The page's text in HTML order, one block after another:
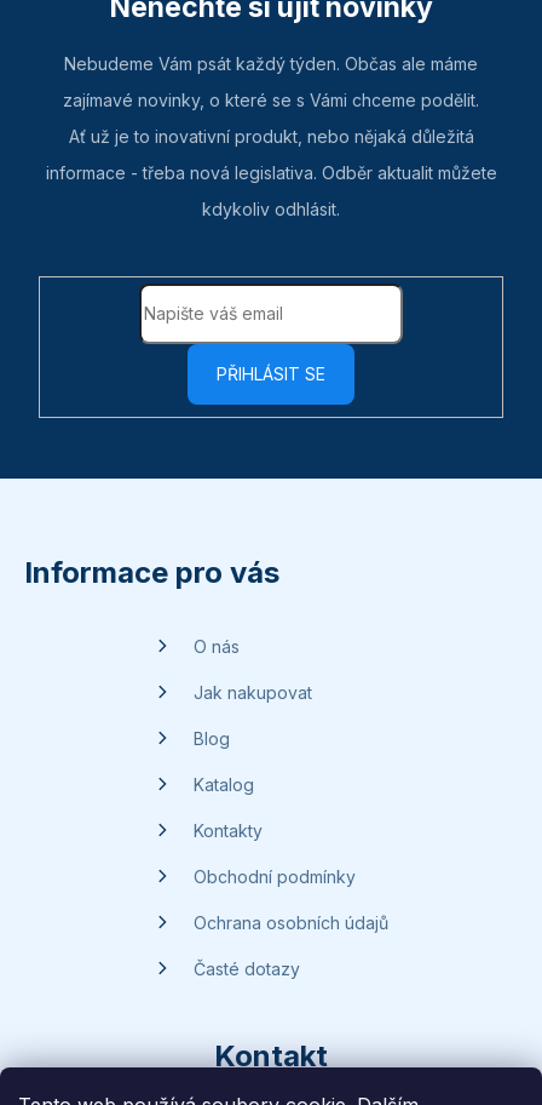
Nenechte si ujít novinky
Nebudeme Vám psát každý týden. Občas ale máme
zajímavé novinky, o které se s Vámi chceme podělit.
Ať už je to inovativní produkt, nebo nějaká důležitá
informace - třeba nová legislativa. Odběr aktualit můžete
kdykoliv odhlásit.
PŘIHLÁSIT SE
Informace pro vás
O nás
Jak nakupovat
Blog
Katalog
Kontakty
Obchodní podmínky
Ochrana osobních údajů
Časté dotazy
Kontakt